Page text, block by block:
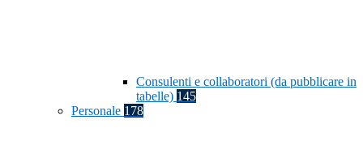
Consulenti e collaboratori (da pubblicare in
tabelle) 145
Personale 178